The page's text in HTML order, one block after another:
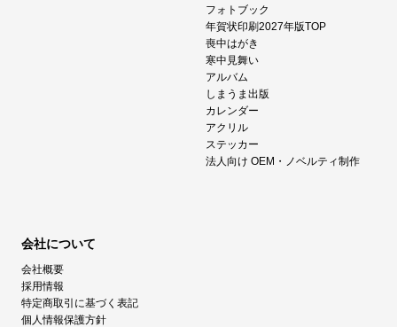
フォトブック
年賀状印刷2027年版TOP
喪中はがき
寒中見舞い
アルバム
しまうま出版
カレンダー
アクリル
ステッカー
法人向け OEM・ノベルティ制作
会社について
会社概要
採用情報
特定商取引に基づく表記
個人情報保護方針